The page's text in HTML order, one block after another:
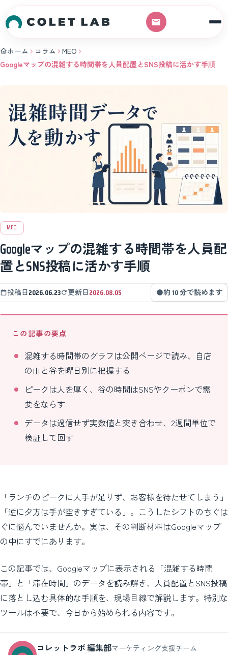
ホーム コラム
MEO
Googleマップの混雑する時間帯を人員配置とSNS投稿に活かす手順
MEO
Googleマップの混雑する時間帯を人員配
置とSNS投稿に活かす手順
投稿日2026.06.23 更新日2026.08.05 約 10 分で読めます
この記事の要点
混雑する時間帯のグラフは公開ページで読み、自店
の山と谷を曜日別に把握する
ピークは人を厚く、谷の時間はSNSやクーポンで需
要をならす
データは過信せず実数値と突き合わせ、2週間単位で
検証して回す
「ランチのピークに人手が足りず、お客様を待たせてしまう」
「逆に夕方は手が空きすぎている」。こうしたシフトのちぐは
ぐに悩んでいませんか。実は、その判断材料はGoogleマップ
の中にすでにあります。
この記事では、Googleマップに表示される「混雑する時間
帯」と「滞在時間」のデータを読み解き、人員配置とSNS投稿
に落とし込む具体的な手順を、現場目線で解説します。特別な
ツールは不要で、今日から始められる内容です。
コレットラボ 編集部マーケティング支援チーム